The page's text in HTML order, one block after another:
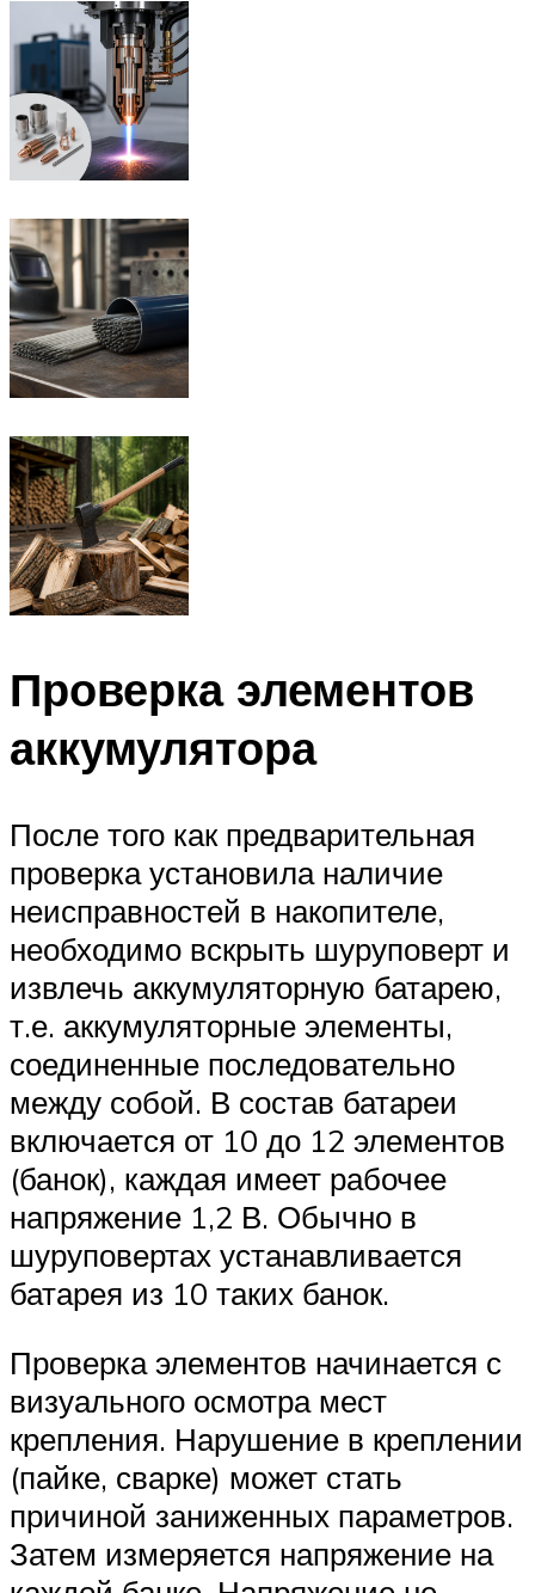
Проверка элементов
аккумулятора
После того как предварительная
проверка установила наличие
неисправностей в накопителе,
необходимо вскрыть шуруповерт и
извлечь аккумуляторную батарею,
т.е. аккумуляторные элементы,
соединенные последовательно
между собой. В состав батареи
включается от 10 до 12 элементов
(банок), каждая имеет рабочее
напряжение 1,2 В. Обычно в
шуруповертах устанавливается
батарея из 10 таких банок.
Проверка элементов начинается с
визуального осмотра мест
крепления. Нарушение в креплении
(пайке, сварке) может стать
причиной заниженных параметров.
Затем измеряется напряжение на